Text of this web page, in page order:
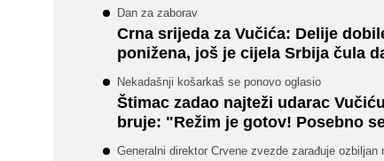
Dan za zaborav
Crna srijeda za Vučića: Delije
ponižena, još je cijela Srbija čula
Nekadašnji košarkaš se ponovo oglasio
Štimac zadao najteži udarac
bruje: "Režim je gotov! Posebno
Generalni direktor Crvene zvezde zarađuje ozbiljan